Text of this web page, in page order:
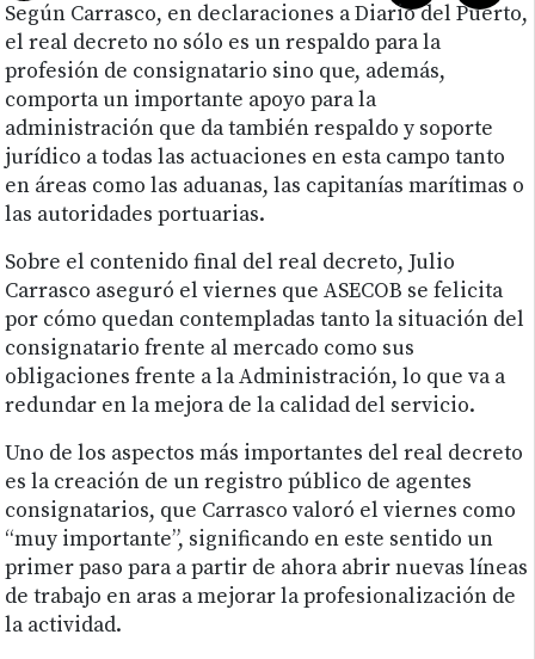
Según Carrasco, en declaraciones a Diario del Puerto,
el real decreto no sólo es un respaldo para la
profesión de consignatario sino que, además,
comporta un importante apoyo para la
administración que da también respaldo y soporte
jurídico a todas las actuaciones en esta campo tanto
en áreas como las aduanas, las capitanías marítimas o
las autoridades portuarias.
Sobre el contenido final del real decreto, Julio
Carrasco aseguró el viernes que ASECOB se felicita
por cómo quedan contempladas tanto la situación del
consignatario frente al mercado como sus
obligaciones frente a la Administración, lo que va a
redundar en la mejora de la calidad del servicio.
Uno de los aspectos más importantes del real decreto
es la creación de un registro público de agentes
consignatarios, que Carrasco valoró el viernes como
“muy importante”, significando en este sentido un
primer paso para a partir de ahora abrir nuevas líneas
de trabajo en aras a mejorar la profesionalización de
la actividad.